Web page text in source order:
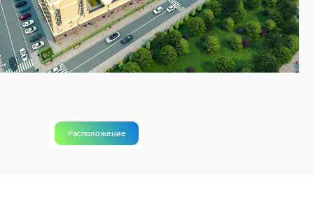
Расположение